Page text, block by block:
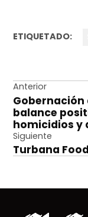
ETIQUETADO:
de
entradas
Anterior
Gobernación
balance
homicidios y
Siguiente
Turbana